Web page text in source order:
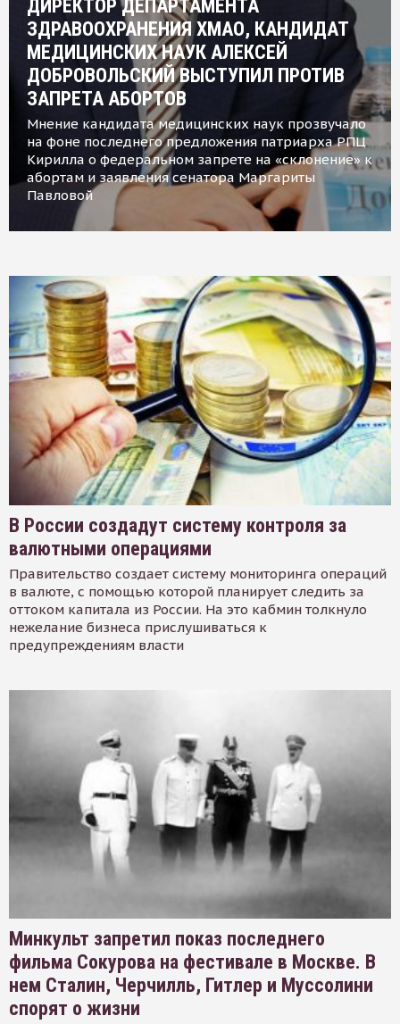
ДИРЕКТОР ДЕПАРТАМЕНТА
ЗДРАВООХРАНЕНИЯ ХМАО, КАНДИДАТ
МЕДИЦИНСКИХ НАУК АЛЕКСЕЙ
ДОБРОВОЛЬСКИЙ ВЫСТУПИЛ ПРОТИВ
ЗАПРЕТА АБОРТОВ
Мнение кандидата медицинских наук прозвучало
на фоне последнего предложения патриарха РПЦ
Кирилла о федеральном запрете на «склонение» к
абортам и заявления сенатора Маргариты
Павловой
В России создадут систему контроля за
валютными операциями
Правительство создает систему мониторинга операций
в валюте, с помощью которой планирует следить за
оттоком капитала из России. На это кабмин толкнуло
нежелание бизнеса прислушиваться к
предупреждениям власти
Минкульт запретил показ последнего
фильма Сокурова на фестивале в Москве. В
нем Сталин, Черчилль, Гитлер и Муссолини
спорят о жизни